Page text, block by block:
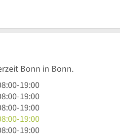
Bonn in Bonn.
-19:00
-19:00
-19:00
-19:00
-19:00